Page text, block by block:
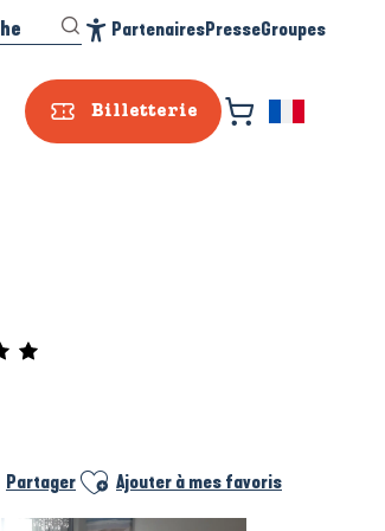
Billetterie
PartenairesPresseGroupes
Partager Ajouter aux favoris
Ajouter à mes favoris